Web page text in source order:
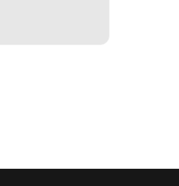
sviluppatori diventano il nuovo oro dei